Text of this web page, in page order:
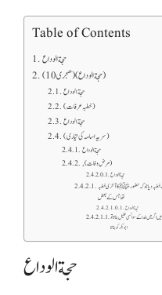
Table of Contents
حجةالوداع
(10 ھجری) (حجةالوداع)
حجةالوداع
(خطبہ عرفات)
حجةالوداع
(سریہ اسامہ کی تیاری)
حجةالوداع
,(مرض وفات)
حجةالوداع
خطبہ دیا جوکہ حضور ﷺ کا آخری خطبہ
تھا جس کے بعض
حجةالوداع
میں خدا کے سوا کسی خلیل بناتا تو
ابوبکر کو بناتا
حجةالوداع